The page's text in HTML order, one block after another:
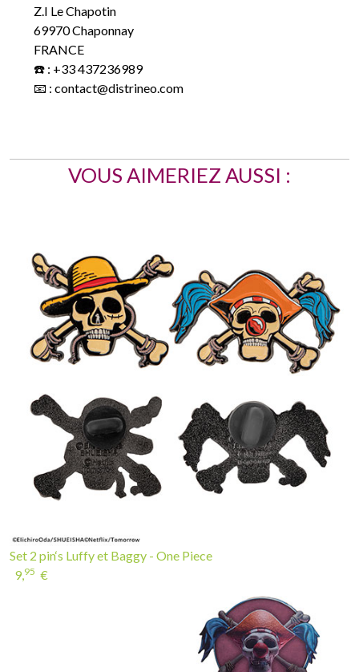
Z.I Le Chapotin
69970 Chaponnay
FRANCE
☎️ : +33 437236989
📧 : contact@distrineo.com
VOUS AIMERIEZ AUSSI :
Set 2 pin‘s Luffy et Baggy - One Piece
9,95 €